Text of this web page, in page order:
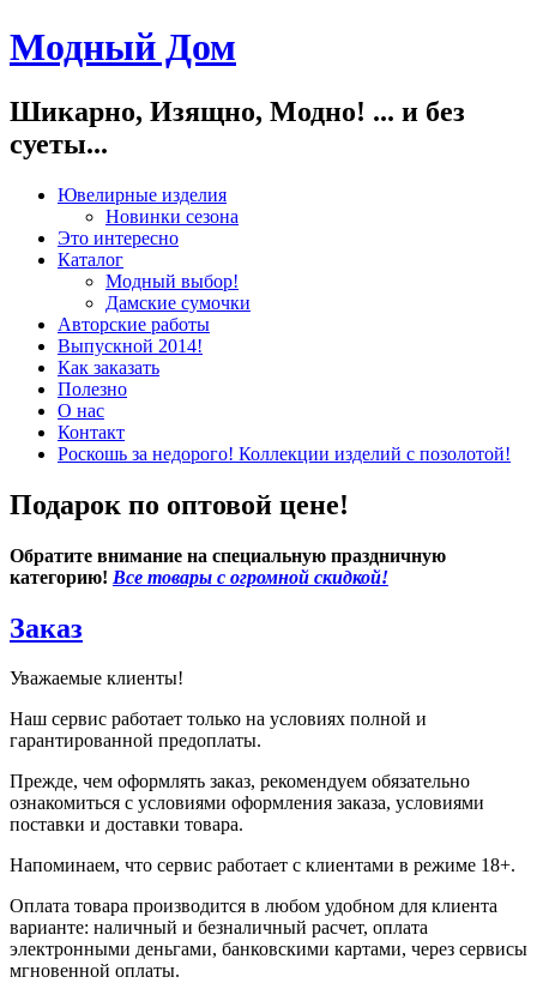
Модный Дом
Шикарно, Изящно, Модно! ... и без
суеты...
Ювелирные изделия
Новинки сезона
Это интересно
Каталог
Модный выбор!
Дамские сумочки
Авторские работы
Выпускной 2014!
Как заказать
Полезно
О нас
Контакт
Роскошь за недорого! Коллекции изделий с позолотой!
Подарок по оптовой цене!
Обратите внимание на специальную праздничную
категорию! Все товары с огромной скидкой!
Заказ
Уважаемые клиенты!
Наш сервис работает только на условиях полной и
гарантированной предоплаты.
Прежде, чем оформлять заказ, рекомендуем обязательно
ознакомиться с условиями оформления заказа, условиями
поставки и доставки товара.
Напоминаем, что сервис работает с клиентами в режиме 18+.
Оплата товара производится в любом удобном для клиента
варианте: наличный и безналичный расчет, оплата
электронными деньгами, банковскими картами, через сервисы
мгновенной оплаты.